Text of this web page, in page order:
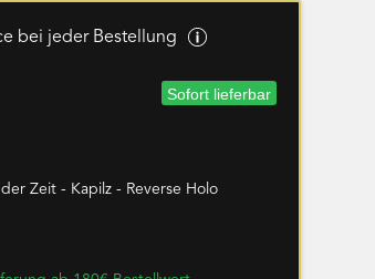
bei jeder Bestellung
Sofort lieferbar
Zeit - Kapilz - Reverse Holo